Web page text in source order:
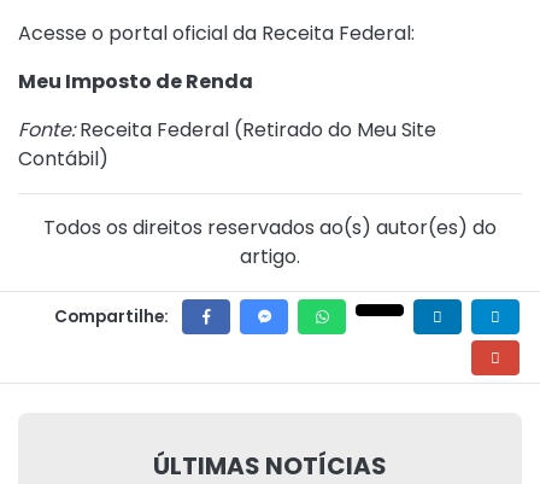
Acesse o portal oficial da Receita Federal:
Meu Imposto de Renda
Fonte:Receita Federal (Retirado do Meu Site
Contábil)
Todos os direitos reservados ao(s) autor(es) do
artigo.
Compartilhe:
ÚLTIMAS NOTÍCIAS